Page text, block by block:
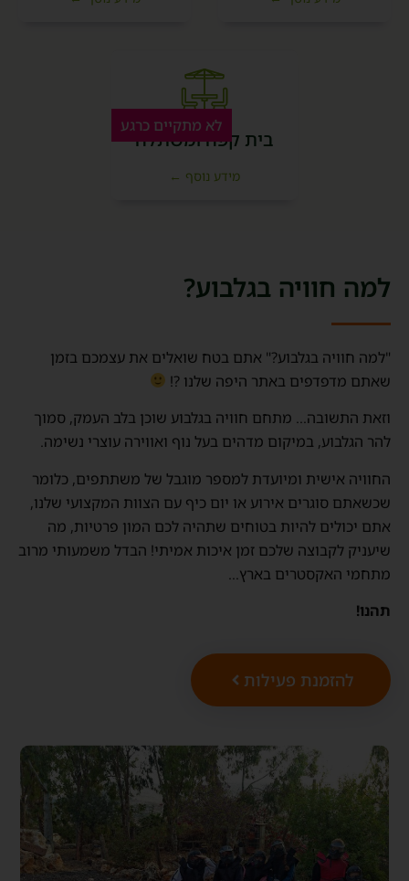
בית קפה ומשתלה
מידע נוסף ←
לא מתקיים כרגע
למה חוויה בגלבוע?
"למה חוויה בגלבוע?" אתם בטח שואלים את עצמכם בזמן
שאתם מדפדפים באתר היפה שלנו ?!
וזאת התשובה… מתחם חוויה בגלבוע שוכן בלב העמק, סמוך
להר הגלבוע, במיקום מדהים בעל נוף ואווירה עוצרי נשימה.
החוויה אישית ומיועדת למספר מוגבל של משתתפים, כלומר
שכשאתם סוגרים אירוע או יום כיף עם הצוות המקצועי שלנו,
אתם יכולים להיות בטוחים שתהיה לכם המון פרטיות, מה
שיעניק לקבוצה שלכם זמן איכות אמיתי! הבדל משמעותי מרוב
מתחמי האקסטרים בארץ…
תהנו!
להזמנת פעילות